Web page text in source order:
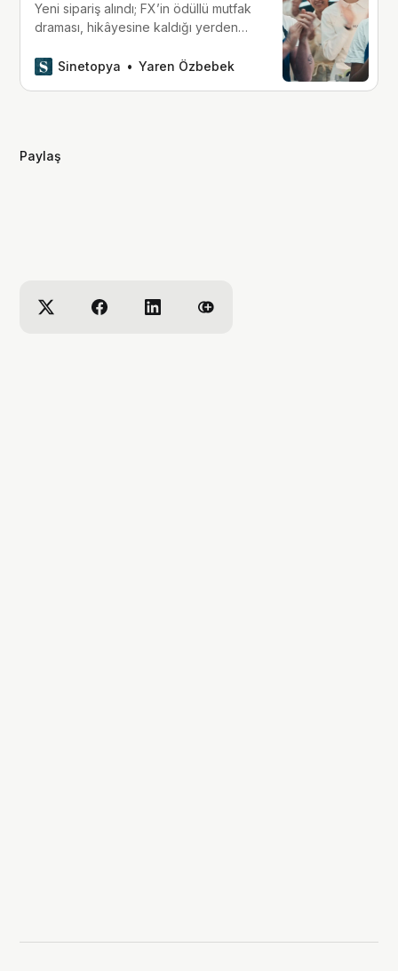
Yeni sipariş alındı; FX’in ödüllü mutfak
draması, hikâyesine kaldığı yerden
Sinetopya
Yaren Özbebek
Paylaş